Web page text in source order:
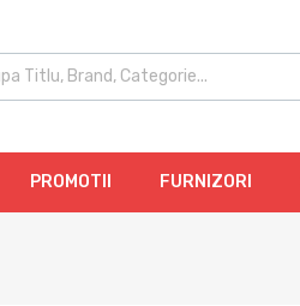
PROMOTII FURNIZORI